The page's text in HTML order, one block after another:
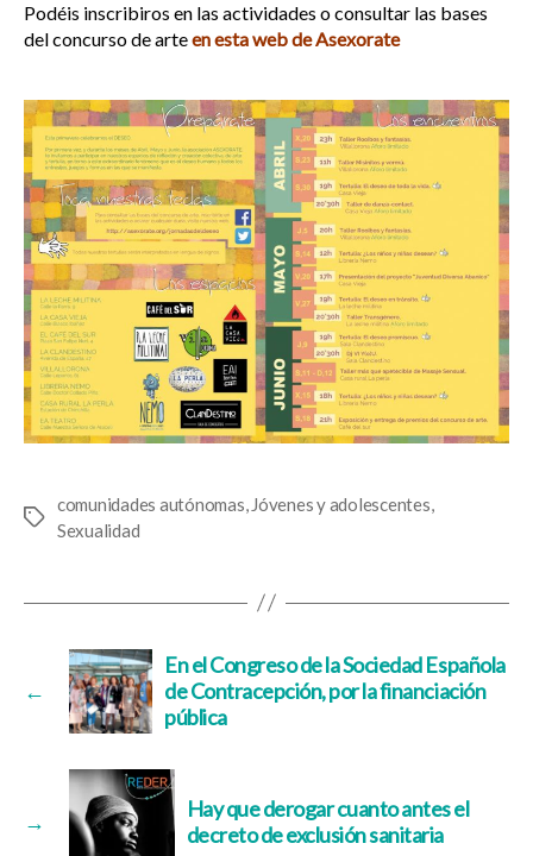
Podéis inscribiros en las actividades o consultar las bases
del concurso de arteen esta web de Asexorate
Etiquetas
comunidades autónomas, Jóvenes y adolescentes,
Sexualidad
←
En el Congreso de la Sociedad Española
de Contracepción, por la financiación
pública
→
Hay que derogar cuanto antes el
decreto de exclusión sanitaria